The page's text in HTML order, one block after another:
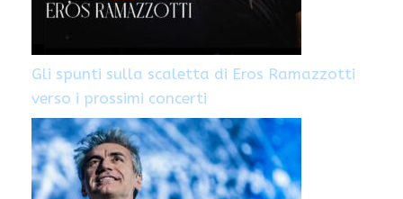
Gli spunti sulla scaletta di Eros Ramazzotti
verso i prossimi concerti